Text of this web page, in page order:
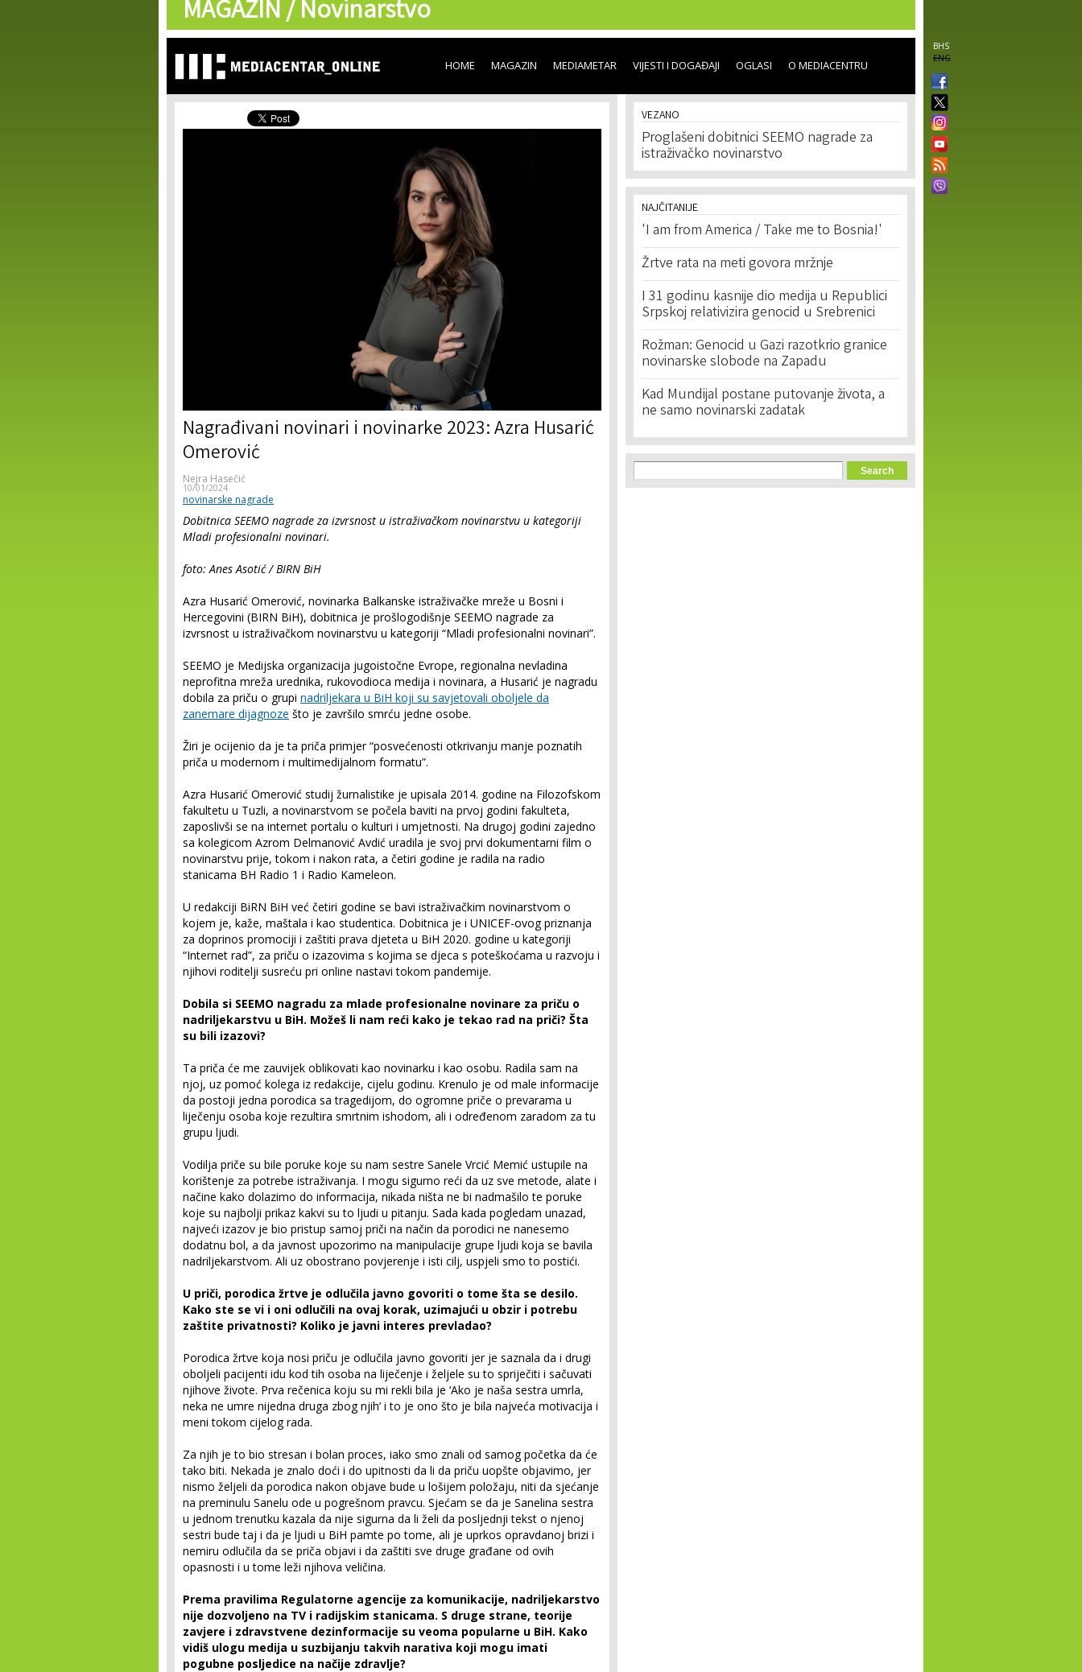
content
MAGAZIN /Novinarstvo
BHS
ENG
HOME MAGAZIN MEDIAMETAR VIJESTI I DOGAĐAJI OGLASI O MEDIACENTRU
Nagrađivani novinari i novinarke 2023: Azra Husarić
Omerović
Nejra Hasečić
10/01/2024
novinarske nagrade
Dobitnica SEEMO nagrade za izvrsnost u istraživačkom novinarstvu u kategoriji
Mladi profesionalni novinari.
foto: Anes Asotić / BIRN BiH
Azra Husarić Omerović, novinarka Balkanske istraživačke mreže u Bosni i
Hercegovini (BIRN BiH), dobitnica je prošlogodišnje SEEMO nagrade za
izvrsnost u istraživačkom novinarstvu u kategoriji “Mladi profesionalni novinari”.
SEEMO je Medijska organizacija jugoistočne Evrope, regionalna nevladina
neprofitna mreža urednika, rukovodioca medija i novinara, a Husarić je nagradu
dobila za priču o grupi nadriljekara u BiH koji su savjetovali oboljele da
zanemare dijagnoze što je završilo smrću jedne osobe.
Žiri je ocijenio da je ta priča primjer “posvećenosti otkrivanju manje poznatih
priča u modernom i multimedijalnom formatu”.
Azra Husarić Omerović studij žurnalistike je upisala 2014. godine na Filozofskom
fakultetu u Tuzli, a novinarstvom se počela baviti na prvoj godini fakulteta,
zaposlivši se na internet portalu o kulturi i umjetnosti. Na drugoj godini zajedno
sa kolegicom Azrom Delmanović Avdić uradila je svoj prvi dokumentarni film o
novinarstvu prije, tokom i nakon rata, a četiri godine je radila na radio
stanicama BH Radio 1 i Radio Kameleon.
U redakciji BiRN BiH već četiri godine se bavi istraživačkim novinarstvom o
kojem je, kaže, maštala i kao studentica. Dobitnica je i UNICEF-ovog priznanja
za doprinos promociji i zaštiti prava djeteta u BiH 2020. godine u kategoriji
“Internet rad”, za priču o izazovima s kojima se djeca s poteškoćama u razvoju i
njihovi roditelji susreću pri online nastavi tokom pandemije.
Dobila si SEEMO nagradu za mlade profesionalne novinare za priču o
nadriljekarstvu u BiH. Možeš li nam reći kako je tekao rad na priči? Šta
su bili izazovi?
Ta priča će me zauvijek oblikovati kao novinarku i kao osobu. Radila sam na
njoj, uz pomoć kolega iz redakcije, cijelu godinu. Krenulo je od male informacije
da postoji jedna porodica sa tragedijom, do ogromne priče o prevarama u
liječenju osoba koje rezultira smrtnim ishodom, ali i određenom zaradom za tu
grupu ljudi.
Vodilja priče su bile poruke koje su nam sestre Sanele Vrcić Memić ustupile na
korištenje za potrebe istraživanja. I mogu sigurno reći da uz sve metode, alate i
načine kako dolazimo do informacija, nikada ništa ne bi nadmašilo te poruke
koje su najbolji prikaz kakvi su to ljudi u pitanju. Sada kada pogledam unazad,
najveći izazov je bio pristup samoj priči na način da porodici ne nanesemo
dodatnu bol, a da javnost upozorimo na manipulacije grupe ljudi koja se bavila
nadriljekarstvom. Ali uz obostrano povjerenje i isti cilj, uspjeli smo to postići.
U priči, porodica žrtve je odlučila javno govoriti o tome šta se desilo.
Kako ste se vi i oni odlučili na ovaj korak, uzimajući u obzir i potrebu
zaštite privatnosti? Koliko je javni interes prevladao?
Porodica žrtve koja nosi priču je odlučila javno govoriti jer je saznala da i drugi
oboljeli pacijenti idu kod tih osoba na liječenje i željele su to spriječiti i sačuvati
njihove živote. Prva rečenica koju su mi rekli bila je ‘Ako je naša sestra umrla,
neka ne umre nijedna druga zbog njih’ i to je ono što je bila najveća motivacija i
meni tokom cijelog rada.
Za njih je to bio stresan i bolan proces, iako smo znali od samog početka da će
tako biti. Nekada je znalo doći i do upitnosti da li da priču uopšte objavimo, jer
nismo željeli da porodica nakon objave bude u lošijem položaju, niti da sjećanje
na preminulu Sanelu ode u pogrešnom pravcu. Sjećam se da je Sanelina sestra
u jednom trenutku kazala da nije sigurna da li želi da posljednji tekst o njenoj
sestri bude taj i da je ljudi u BiH pamte po tome, ali je uprkos opravdanoj brizi i
nemiru odlučila da se priča objavi i da zaštiti sve druge građane od ovih
opasnosti i u tome leži njihova veličina.
Prema pravilima Regulatorne agencije za komunikacije, nadriljekarstvo
nije dozvoljeno na TV i radijskim stanicama. S druge strane, teorije
zavjere i zdravstvene dezinformacije su veoma popularne u BiH. Kako
vidiš ulogu medija u suzbijanju takvih narativa koji mogu imati
pogubne posljedice na načije zdravlje?
VEZANO
Proglašeni dobitnici SEEMO nagrade za
istraživačko novinarstvo
NAJČITANIJE
'I am from America / Take me to Bosnia!'
Žrtve rata na meti govora mržnje
I 31 godinu kasnije dio medija u Republici
Srpskoj relativizira genocid u Srebrenici
Rožman: Genocid u Gazi razotkrio granice
novinarske slobode na Zapadu
Kad Mundijal postane putovanje života, a
ne samo novinarski zadatak
Search form
Search